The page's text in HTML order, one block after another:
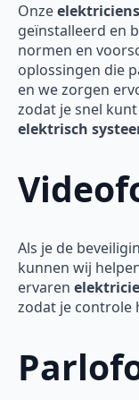
Onzeelektriciens
geïnstalleerd en
normen en
oplossingen die
en we zorgen
zodat je snel
elektrisch
Als je de
kunnen wij
ervaren
zodat je controle